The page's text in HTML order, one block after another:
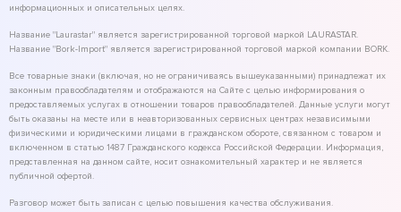
информационных и описательных целях.
Название "Laurastar" является зарегистрированной торговой маркой LAURASTAR.
Название "Bork-Import" является зарегистрированной торговой маркой компании BORK.
Все товарные знаки (включая, но не ограничиваясь вышеуказанными) принадлежат их
законным правообладателям и отображаются на Сайте с целью информирования о
предоставляемых услугах в отношении товаров правообладателей. Данные услуги могут
быть оказаны на месте или в неавторизованных сервисных центрах независимыми
физическими и юридическими лицами в гражданском обороте, связанном с товаром и
включенном в статью 1487 Гражданского кодекса Российской Федерации. Информация,
представленная на данном сайте, носит ознакомительный характер и не является
публичной офертой.
Разговор может быть записан с целью повышения качества обслуживания.